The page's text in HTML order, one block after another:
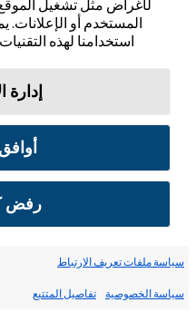
لأغراض مثل تشغيل
المستخدم أو الإعلانات.
استخدامنا لهذه
إدارة
رفض
سياسة ملفات تعريف الارتباط
سياسة الخصوصية تفاصيل المتتبع